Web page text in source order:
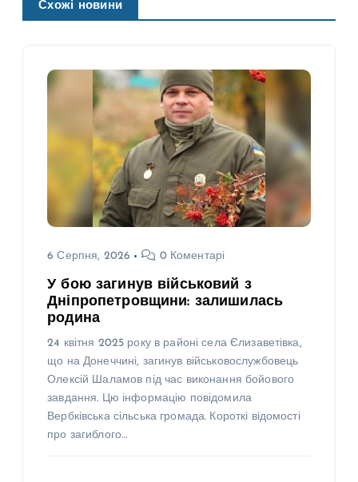
Схожі новини
6 Серпня, 2026 0 Коментарі
У бою загинув військовий з
Дніпропетровщини: залишилась
родина
24 квітня 2025 року в районі села Єлизаветівка,
що на Донеччині, загинув військовослужбовець
Олексій Шаламов під час виконання бойового
завдання. Цю інформацію повідомила
Вербківська сільська громада. Короткі відомості
про загиблого…